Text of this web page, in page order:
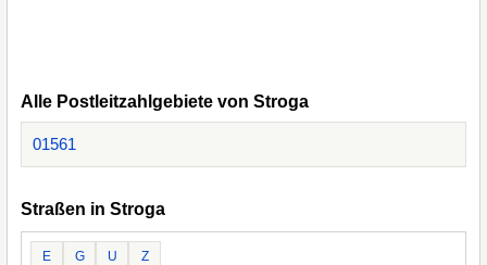
Alle Postleitzahlgebiete von Stroga
01561
Straßen in Stroga
E G U Z